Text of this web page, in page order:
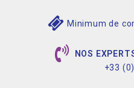
Minimum de
NOS
+33